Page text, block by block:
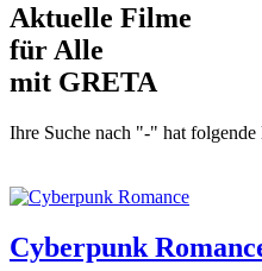
Aktuelle Filme
für Alle
mit GRETA
Ihre Suche nach "-" hat folgende
Cyberpunk